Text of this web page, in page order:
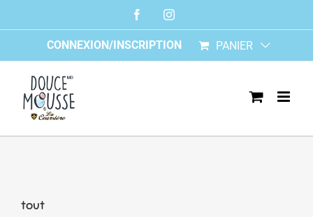
FacebookInstagram
CONNEXION/INSCRIPTION PANIER
tout